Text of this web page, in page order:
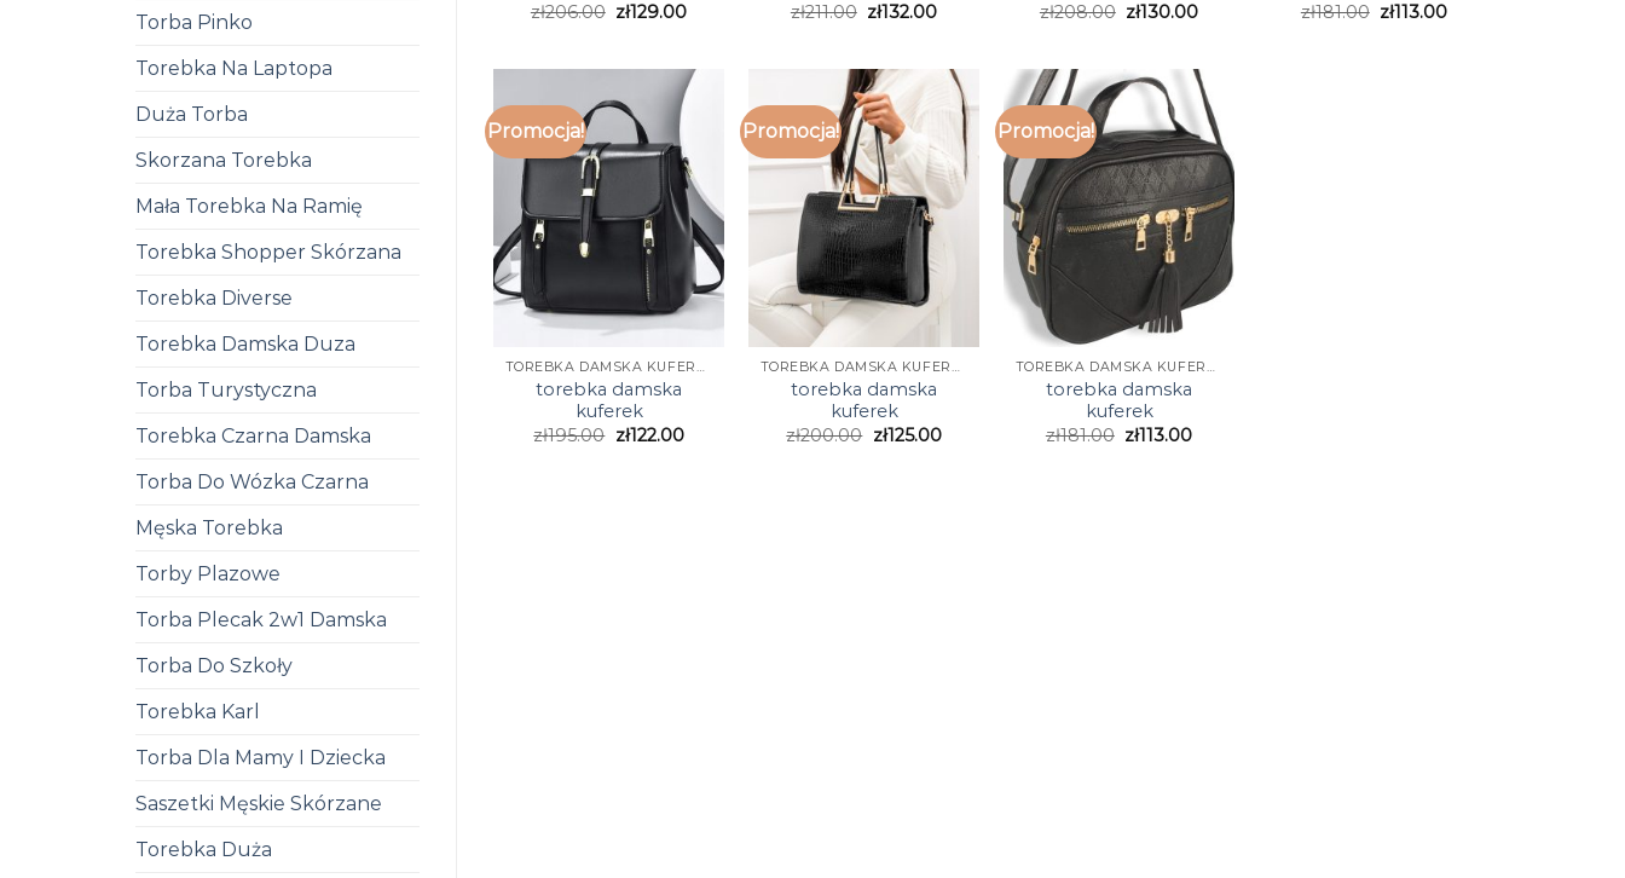
Torba Pinko
Torebka Na Laptopa
Duża Torba
Skorzana Torebka
Mała Torebka Na Ramię
Torebka Shopper Skórzana
Torebka Diverse
Torebka Damska Duza
Torba Turystyczna
Torebka Czarna Damska
Torba Do Wózka Czarna
Męska Torebka
Torby Plazowe
Torba Plecak 2w1 Damska
Torba Do Szkoły
Torebka Karl
Torba Dla Mamy I Dziecka
Saszetki Męskie Skórzane
Torebka Duża
zł206.00 zł129.00
zł211.00 zł132.00
zł208.00 zł130.00
zł181.00 zł113.00
Promocja!
TOREBKA DAMSKA KUFEREK
torebka damska
kuferek
zł195.00 zł122.00
Promocja!
TOREBKA DAMSKA KUFEREK
torebka damska
kuferek
zł200.00 zł125.00
Promocja!
TOREBKA DAMSKA KUFEREK
torebka damska
kuferek
zł181.00 zł113.00